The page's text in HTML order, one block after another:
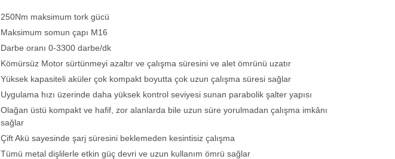
250Nm maksimum tork gücü
Maksimum somun çapı M16
Darbe oranı 0-3300 darbe/dk
Kömürsüz Motor sürtünmeyi azaltır ve çalışma süresini ve alet ömrünü uzatır
Yüksek kapasiteli aküler çok kompakt boyutta çok uzun çalışma süresi sağlar
Uygulama hızı üzerinde daha yüksek kontrol seviyesi sunan parabolik şalter yapısı
Olağan üstü kompakt ve hafif, zor alanlarda bile uzun süre yorulmadan çalışma imkânı
sağlar
Çift Akü sayesinde şarj süresini beklemeden kesintisiz çalışma
Tümü metal dişlilerle etkin güç devri ve uzun kullanım ömrü sağlar